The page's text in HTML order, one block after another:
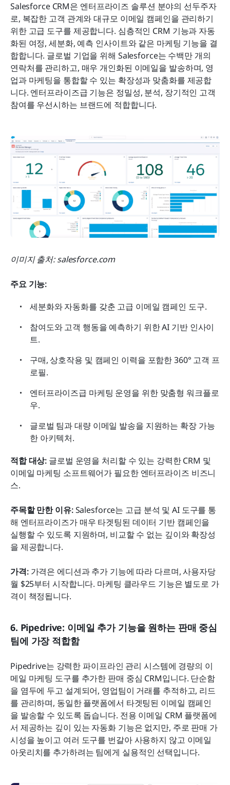
Salesforce CRM은 엔터프라이즈 솔루션 분야의 선두주자
로, 복잡한 고객 관계와 대규모 이메일 캠페인을 관리하기
위한 고급 도구를 제공합니다. 심층적인 CRM 기능과 자동
화된 여정, 세분화, 예측 인사이트와 같은 마케팅 기능을 결
합합니다. 글로벌 기업을 위해 Salesforce는 수백만 개의
연락처를 관리하고, 매우 개인화된 이메일을 발송하며, 영
업과 마케팅을 통합할 수 있는 확장성과 맞춤화를 제공합
니다. 엔터프라이즈급 기능은 정밀성, 분석, 장기적인 고객
참여를 우선시하는 브랜드에 적합합니다.
이미지 출처: salesforce.com
주요 기능:
세분화와 자동화를 갖춘 고급 이메일 캠페인 도구.
참여도와 고객 행동을 예측하기 위한 AI 기반 인사이
트.
구매, 상호작용 및 캠페인 이력을 포함한 360° 고객 프
로필.
엔터프라이즈급 마케팅 운영을 위한 맞춤형 워크플로
우.
글로벌 팀과 대량 이메일 발송을 지원하는 확장 가능
한 아키텍처.
적합 대상: 글로벌 운영을 처리할 수 있는 강력한 CRM 및
이메일 마케팅 소프트웨어가 필요한 엔터프라이즈 비즈니
스.
주목할 만한 이유: Salesforce는 고급 분석 및 AI 도구를 통
해 엔터프라이즈가 매우 타겟팅된 데이터 기반 캠페인을
실행할 수 있도록 지원하며, 비교할 수 없는 깊이와 확장성
을 제공합니다.
가격: 가격은 에디션과 추가 기능에 따라 다르며, 사용자당
월 $25부터 시작합니다. 마케팅 클라우드 기능은 별도로 가
격이 책정됩니다.
6. Pipedrive: 이메일 추가 기능을 원하는 판매 중심
팀에 가장 적합함
Pipedrive는 강력한 파이프라인 관리 시스템에 경량의 이
메일 마케팅 도구를 추가한 판매 중심 CRM입니다. 단순함
을 염두에 두고 설계되어, 영업팀이 거래를 추적하고, 리드
를 관리하며, 동일한 플랫폼에서 타겟팅된 이메일 캠페인
을 발송할 수 있도록 돕습니다. 전용 이메일 CRM 플랫폼에
서 제공하는 깊이 있는 자동화 기능은 없지만, 주로 판매 가
시성을 높이고 여러 도구를 번갈아 사용하지 않고 이메일
아웃리치를 추가하려는 팀에게 실용적인 선택입니다.